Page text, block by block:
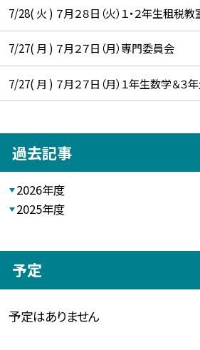
7/28( 火 ) ７月２８日（火）１・２年生租税教
7/27( 月 ) ７月２７日（月）専門委員会
7/27( 月 ) ７月２７日（月）１年生数学＆３
過去記事
2026年度
2025年度
予定
予定はありません